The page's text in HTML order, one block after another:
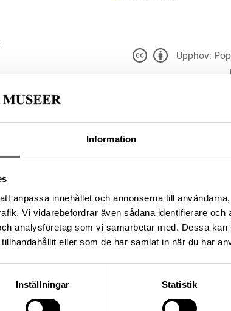
Information
anpassa innehållet och annonserna till
Vi vidarebefordrar även sådana identifierare och
analysföretag som vi samarbetar med. Dessa
eller som de har samlat in när du har
Inställningar Statistik
och licensgivare.
425f-bd93-
licensen CC0.
Upphov:
Du får bearbeta och
du